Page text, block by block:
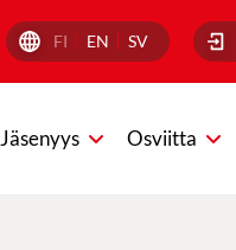
FI EN SV
Jäsenyys Osviitta